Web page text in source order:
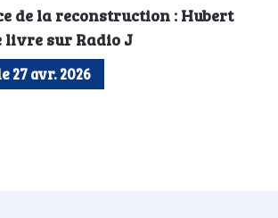
de la reconstruction : Hubert
livre sur Radio J
27 avr. 2026